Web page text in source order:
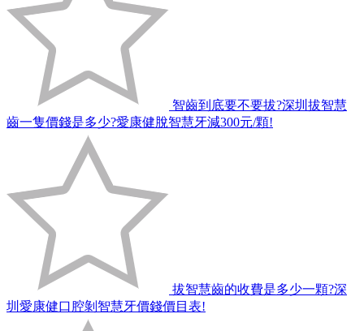
智齒到底要不要拔?深圳拔智慧
齒一隻價錢是多少?愛康健脫智慧牙減300元/顆!
拔智慧齒的收費是多少一顆?深
圳愛康健口腔剝智慧牙價錢價目表!